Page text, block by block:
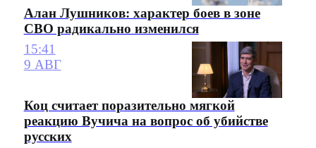
Алан Лушников: характер боев в зоне
СВО радикально изменился
15:41
9 АВГ
Коц считает поразительно мягкой
реакцию Вучича на вопрос об убийстве
русских